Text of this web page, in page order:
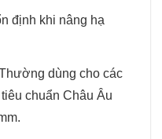
định khi nâng hạ
dùng cho các
chuẩn Châu Âu